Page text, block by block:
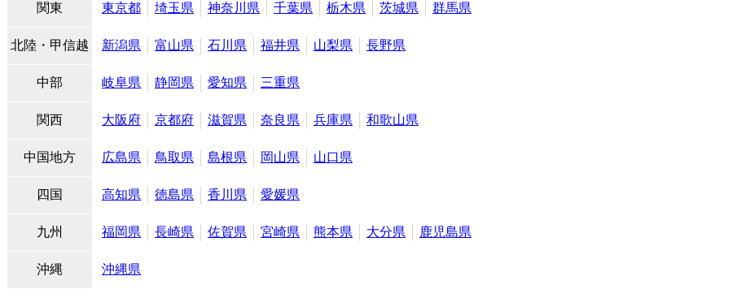
関東 東京都 埼玉県 神奈川県 千葉県 栃木県 茨城県 群馬県
北陸・甲信越 新潟県 富山県 石川県 福井県 山梨県 長野県
中部 岐阜県 静岡県 愛知県 三重県
関西 大阪府 京都府 滋賀県 奈良県 兵庫県 和歌山県
中国地方 広島県 鳥取県 島根県 岡山県 山口県
四国 高知県 徳島県 香川県 愛媛県
九州 福岡県 長崎県 佐賀県 宮崎県 熊本県 大分県 鹿児島県
沖縄 沖縄県